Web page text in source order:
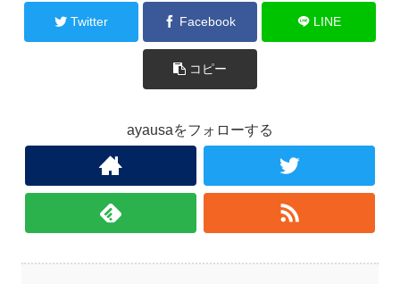
Twitter Facebook LINE
コピー
ayausaをフォローする